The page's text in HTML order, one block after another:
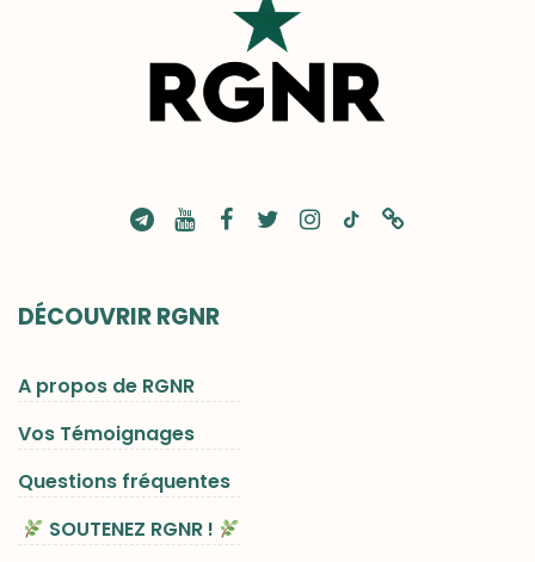
DÉCOUVRIR RGNR
A propos de RGNR
Vos Témoignages
Questions fréquentes
SOUTENEZ RGNR !